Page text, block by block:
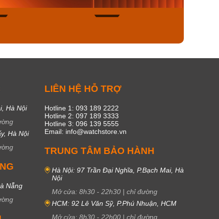
Hà Nội
Hà Nội
Nẵng
LIÊN HỆ HỖ TRỢ
Hotline 1: 093 189 2222
Hotline 2: 097 189 3333
Hotline 3: 096 139 5555
Email: info@watchstore.vn
TRUNG TÂM BẢO HÀNH
Hà Nội: 97 Trần Đại Nghĩa, P.Bạch Mai, Hà
Nội
Mở cửa: 8h30 - 22h30 | chỉ đường
HCM: 92 Lê Văn Sỹ, P.Phú Nhuận, HCM
Mở cửa: 8h30 - 22h00 | chỉ đường